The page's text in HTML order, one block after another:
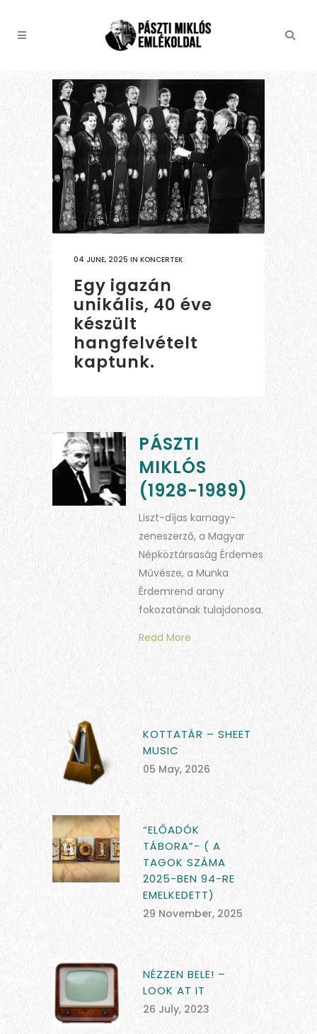
04 JUNE, 2025 IN KONCERTEK
Egy igazán
unikális, 40 éve
készült
hangfelvételt
kaptunk.
PÁSZTI
MIKLÓS
(1928-1989)
Liszt-díjas karnagy-
zeneszerző, a Magyar
Népköztársaság Érdemes
Művésze, a Munka
Érdemrend arany
fokozatának tulajdonosa.
Read More
KOTTATÁR – SHEET
MUSIC
05 May, 2026
“ELŐADÓK
TÁBORA”- ( A
TAGOK SZÁMA
2025-BEN 94-RE
EMELKEDETT)
29 November, 2025
NÉZZEN BELE! –
LOOK AT IT
26 July, 2023